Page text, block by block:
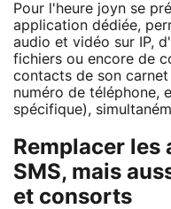
Pour l'heure joyn se
application dédiée,
audio et vidéo sur IP,
fichiers ou encore de
contacts de son
numéro de téléphone,
spécifique),
Remplacer les
SMS, mais
et consorts